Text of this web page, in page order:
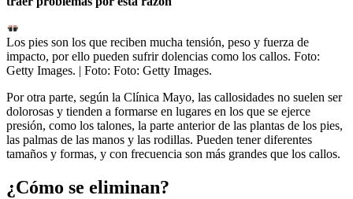
Los pies son los que reciben mucha tensión, peso y fuerza de
impacto, por ello pueden sufrir dolencias como los callos. Foto:
Getty Images. | Foto: Foto: Getty Images.
Por otra parte, según la Clínica Mayo, las callosidades no suelen ser
dolorosas y tienden a formarse en lugares en los que se ejerce
presión, como los talones, la parte anterior de las plantas de los pies,
las palmas de las manos y las rodillas. Pueden tener diferentes
tamaños y formas, y con frecuencia son más grandes que los callos.
¿Cómo se eliminan?